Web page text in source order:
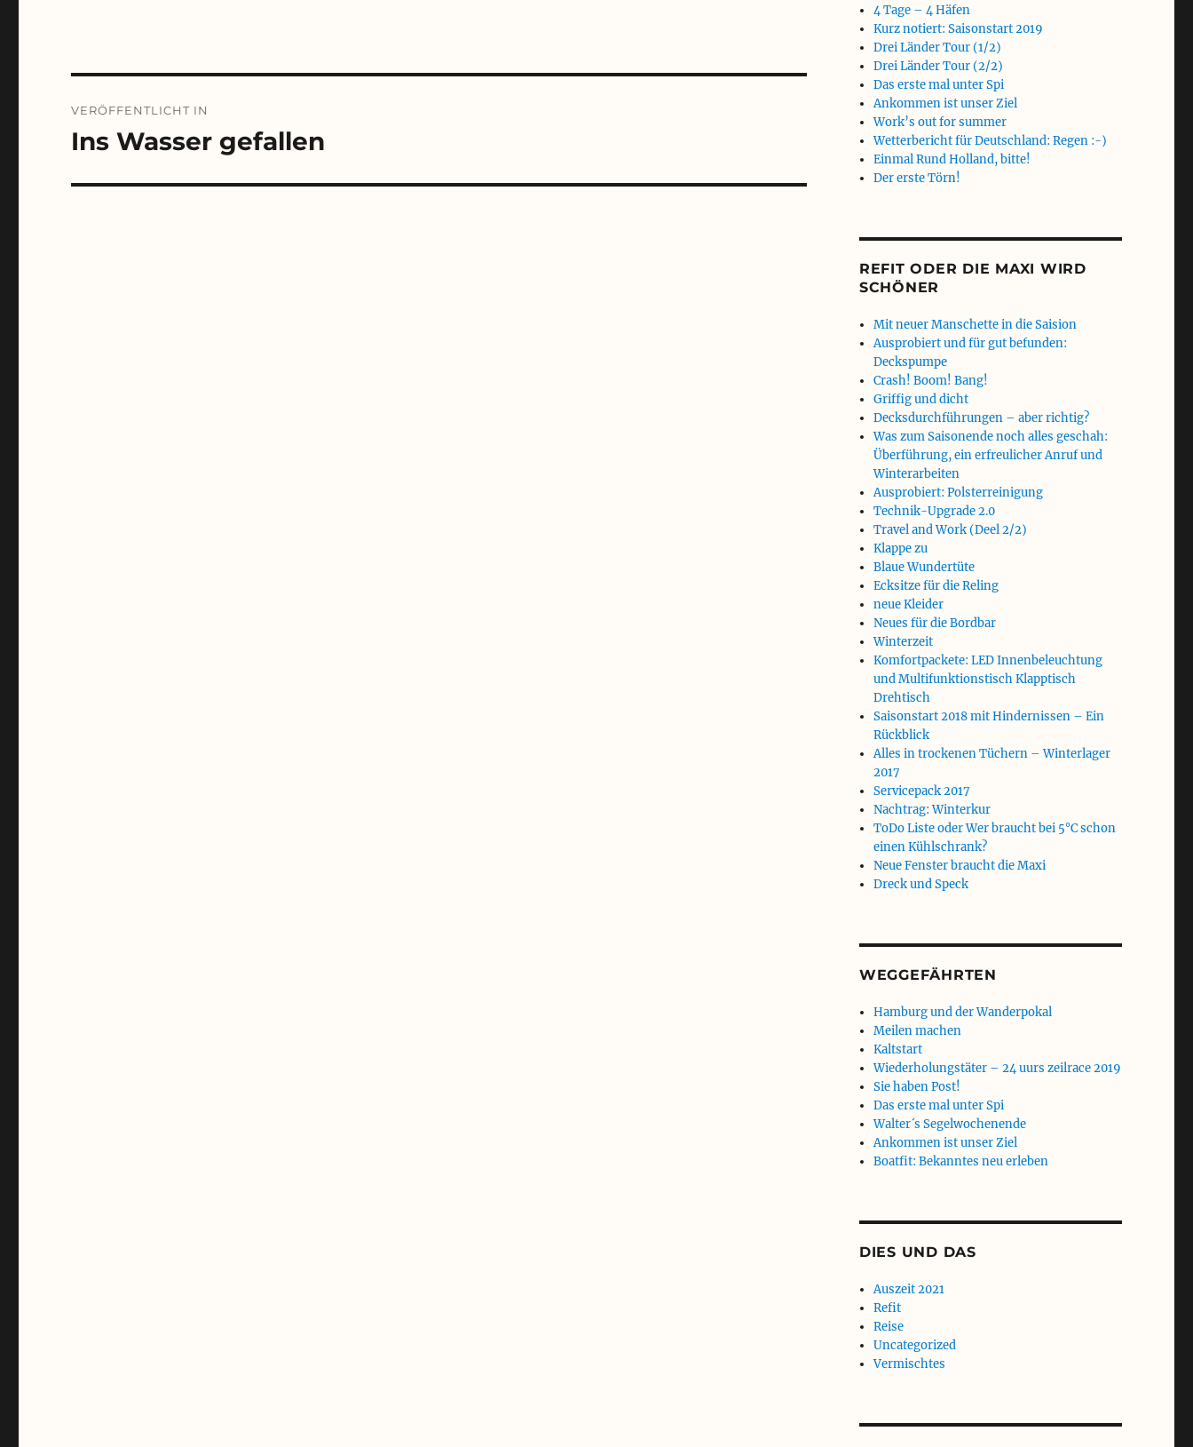
VERÖFFENTLICHT IN
Ins Wasser gefallen
4 Tage – 4 Häfen
Kurz notiert: Saisonstart 2019
Drei Länder Tour (1/2)
Drei Länder Tour (2/2)
Das erste mal unter Spi
Ankommen ist unser Ziel
Work’s out for summer
Wetterbericht für Deutschland: Regen :-)
Einmal Rund Holland, bitte!
Der erste Törn!
REFIT ODER DIE MAXI WIRD
SCHÖNER
Mit neuer Manschette in die Saision
Ausprobiert und für gut befunden:
Deckspumpe
Crash! Boom! Bang!
Griffig und dicht
Decksdurchführungen – aber richtig?
Was zum Saisonende noch alles geschah:
Überführung, ein erfreulicher Anruf und
Winterarbeiten
Ausprobiert: Polsterreinigung
Technik-Upgrade 2.0
Travel and Work (Deel 2/2)
Klappe zu
Blaue Wundertüte
Ecksitze für die Reling
neue Kleider
Neues für die Bordbar
Winterzeit
Komfortpackete: LED Innenbeleuchtung
und Multifunktionstisch Klapptisch
Drehtisch
Saisonstart 2018 mit Hindernissen – Ein
Rückblick
Alles in trockenen Tüchern – Winterlager
2017
Servicepack 2017
Nachtrag: Winterkur
ToDo Liste oder Wer braucht bei 5°C schon
einen Kühlschrank?
Neue Fenster braucht die Maxi
Dreck und Speck
WEGGEFÄHRTEN
Hamburg und der Wanderpokal
Meilen machen
Kaltstart
Wiederholungstäter – 24 uurs zeilrace 2019
Sie haben Post!
Das erste mal unter Spi
Walter´s Segelwochenende
Ankommen ist unser Ziel
Boatfit: Bekanntes neu erleben
DIES UND DAS
Auszeit 2021
Refit
Reise
Uncategorized
Vermischtes